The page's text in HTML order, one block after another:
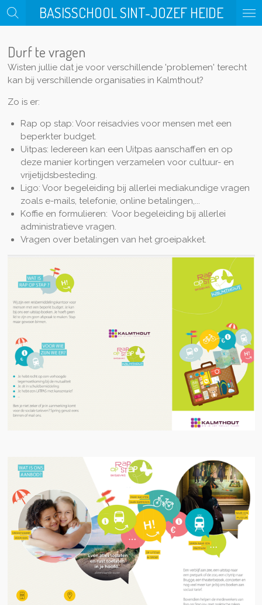
Ga
direct
de
hoofdinhoud
BASISSCHOOL SINT-JOZEF HEIDE
Durf te vragen
Wisten jullie dat je voor verschillende 'problemen' terecht
kan bij verschillende organisaties in Kalmthout?
Zo is er:
Rap op stap: Voor reisadvies voor mensen met een
beperkter budget.
Uitpas: Iedereen kan een Uitpas aanschaffen en op
deze manier kortingen verzamelen voor cultuur- en
vrijetijdsbesteding.
Ligo: Voor begeleiding bij allerlei mediakundige vragen
zoals e-mails, telefonie, online betalingen,...
Koffie en formulieren: Voor begeleiding bij allerlei
administratieve vragen.
Vragen over betalingen van het groeipakket.